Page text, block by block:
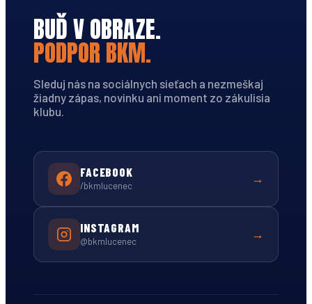
BUĎ V OBRAZE.
PODPOR BKM.
Sleduj nás na sociálnych sieťach a nezmeškaj
žiadny zápas, novinku ani moment zo zákulisia
klubu.
FACEBOOK
/bkmlucenec →
INSTAGRAM
@bkmlucenec →